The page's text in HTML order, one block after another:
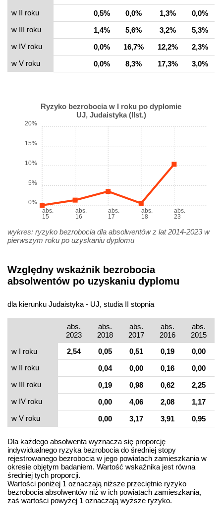
w II roku
0,5% 0,0% 1,3%
0,0%
w III roku
1,4% 5,6% 3,2%
5,3%
w IV roku
0,0% 16,7% 12,2%
2,3%
w V roku
0,0% 8,3% 17,3% 3,0%
Ryzyko bezrobocia w I roku po dyplomie
UJ, Judaistyka (IIst.)
abs.
15
abs.
16
abs.
17
abs.
18
abs.
23
0%
5%
10%
15%
20%
wykres: ryzyko bezrobocia dla absolwentów z lat 2014-2023 w
pierwszym roku po uzyskaniu dyplomu
Względny wskaźnik bezrobocia
absolwentów po uzyskaniu dyplomu
dla kierunku Judaistyka - UJ, studia II stopnia
abs.
2023
abs.
2018
abs.
2017
abs.
2016
abs.
2015
w I roku
2,54 0,05 0,51 0,19
0,00
w II roku
0,04 0,00 0,16
0,00
w III roku
0,19 0,98 0,62
2,25
w IV roku
0,00 4,06 2,08
1,17
w V roku
0,00 3,17 3,91 0,95
Dla każdego absolwenta wyznacza się proporcję
indywidualnego ryzyka bezrobocia do średniej stopy
rejestrowanego bezrobocia w jego powiatach zamieszkania w
okresie objętym badaniem. Wartość wskaźnika jest równa
średniej tych proporcji.
Wartości poniżej 1 oznaczają niższe przeciętnie ryzyko
bezrobocia absolwentów niż w ich powiatach zamieszkania,
zaś wartości powyżej 1 oznaczają wyższe ryzyko.